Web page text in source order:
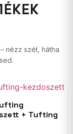
nézz szét, hátha
+ Tufting